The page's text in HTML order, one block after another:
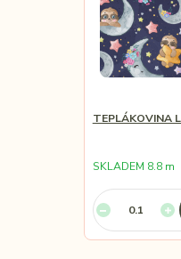
TEPLÁKOVINA
SKLADEM 8.8 m